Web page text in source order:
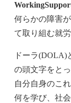
何らかの障害
て取り組む就
ドーラ(DOLA)
の頭文字をと
自分自身のこ
何を学び、社